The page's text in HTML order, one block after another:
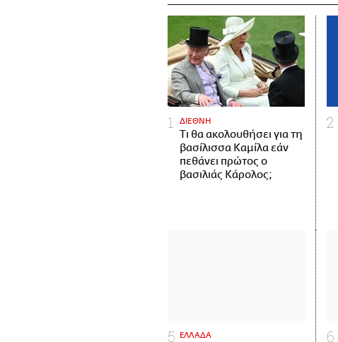
ΔΙΕΘΝΗ
Τι θα ακολουθήσει για τη
βασίλισσα Καμίλα εάν
πεθάνει πρώτος ο
βασιλιάς Κάρολος;
ΕΛΛΑΔΑ